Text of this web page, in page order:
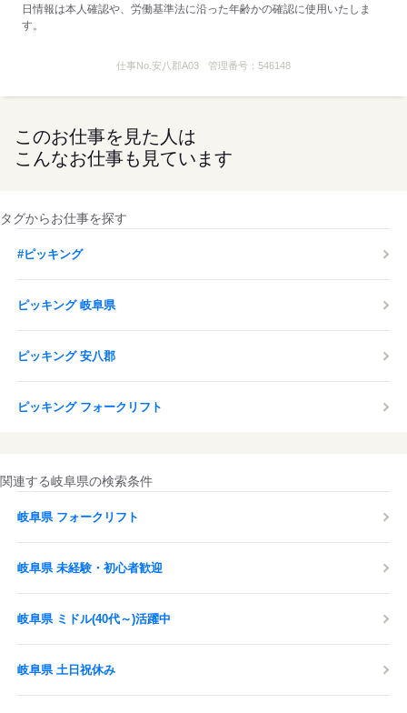
日情報は本人確認や、労働基準法に沿った年齢かの確認に使用いたしま
す。
仕事No.安八郡A03 管理番号： 546148
このお仕事を見た人は
こんなお仕事も見ています
タグからお仕事を探す
#ピッキング
ピッキング 岐阜県
ピッキング 安八郡
ピッキング フォークリフト
関連する岐阜県の検索条件
岐阜県 フォークリフト
岐阜県 未経験・初心者歓迎
岐阜県 ミドル(40代～)活躍中
岐阜県 土日祝休み